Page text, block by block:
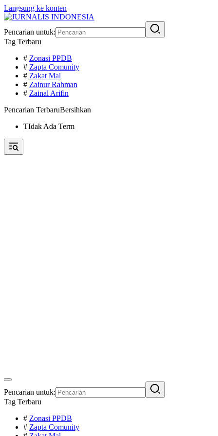
Langsung ke konten
Pencarian untuk:
Tag Terbaru
# Zonasi PPDB
# Zapta Comunity
# Zakat Mal
# Zainur Rahman
# Zainal Arifin
Pencarian TerbaruBersihkan
TIdak Ada Term
Pencarian untuk:
Tag Terbaru
# Zonasi PPDB
# Zapta Comunity